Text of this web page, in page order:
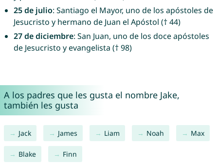
25 de julio: Santiago el Mayor, uno de los apóstoles de
Jesucristo y hermano de Juan el Apóstol († 44)
27 de diciembre: San Juan, uno de los doce apóstoles
de Jesucristo y evangelista († 98)
A los padres que les gusta el nombre Jake,
también les gusta
Jack James Liam Noah Max
Blake Finn